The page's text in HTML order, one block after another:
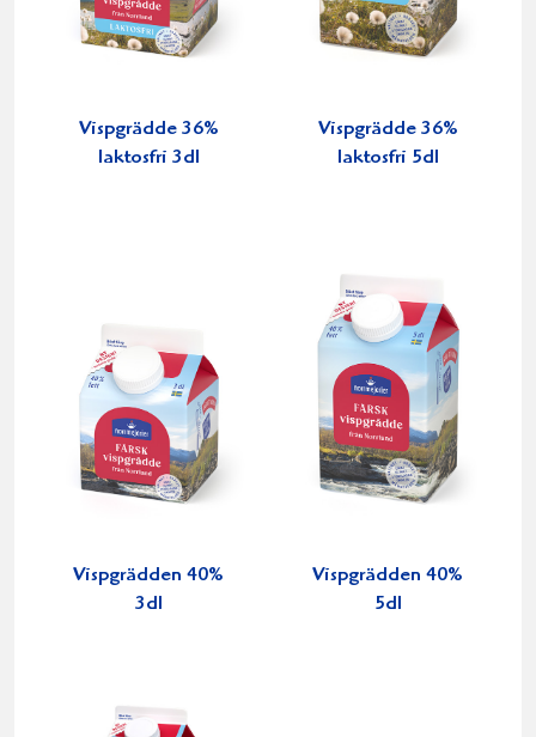
Vispgrädde 36%
laktosfri 3dl
Vispgrädde 36%
laktosfri 5dl
Vispgrädden 40%
3dl
Vispgrädden 40%
5dl